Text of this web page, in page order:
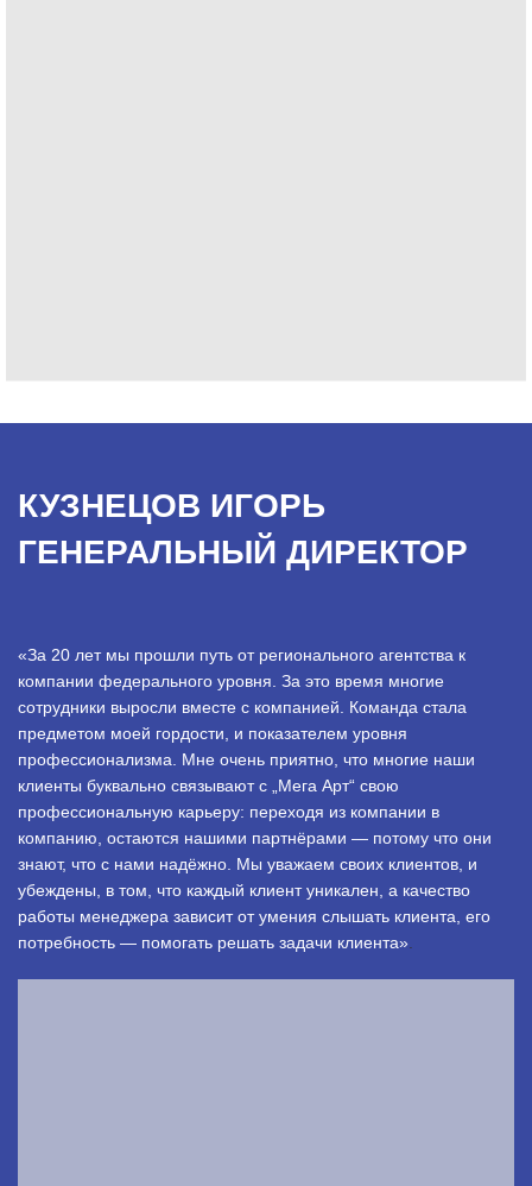
КУЗНЕЦОВ ИГОРЬ
ГЕНЕРАЛЬНЫЙ ДИРЕКТОР
«За 20 лет мы прошли путь от регионального агентства к
компании федерального уровня. За это время многие
сотрудники выросли вместе с компанией. Команда стала
предметом моей гордости, и показателем уровня
профессионализма. Мне очень приятно, что многие наши
клиенты буквально связывают с „Мега Арт“ свою
профессиональную карьеру: переходя из компании в
компанию, остаются нашими партнёрами — потому что они
знают, что с нами надёжно. Мы уважаем своих клиентов, и
убеждены, в том, что каждый клиент уникален, а качество
работы менеджера зависит от умения слышать клиента, его
потребность — помогать решать задачи клиента»